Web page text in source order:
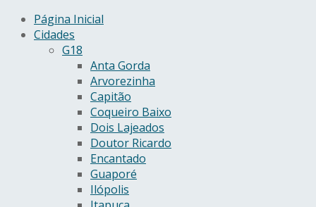
Página Inicial
Cidades
G18
Anta Gorda
Arvorezinha
Capitão
Coqueiro Baixo
Dois Lajeados
Doutor Ricardo
Encantado
Guaporé
Ilópolis